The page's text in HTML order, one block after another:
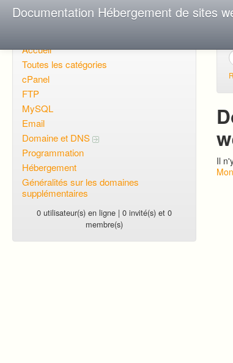
Documentation Hébergement de sites
Accueil
Toutes les catégories
cPanel
FTP
MySQL
Email
Domaine et DNS
Programmation
Hébergement
Généralités sur les domaines
supplémentaires
0 utilisateur(s) en ligne | 0 invité(s) et 0
membre(s)
Il